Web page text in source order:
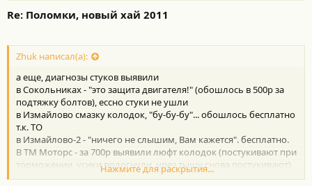
Re: Поломки, новый хай 2011
Zhuk написал(а):
а еще, диагнозы стуков выявили
в Сокольниках - "это защита двигателя!" (обошлось в 500р за
подтяжку болтов), ессно стуки не ушли
в Измайлово смазку колодок, "бу-бу-бу"... обошлось бесплатно
т.к. ТО
в Измайлово-2 - "ничего не слышим, Вам кажется". бесплатно.
В ТМ Моторс - за 700р выявили люфт колодок (постукивают при
торможении, усики подогнули, чрез тыщу снова постукивают)
и стуки в карданчике (рейке)
Нажмите для раскрытия...